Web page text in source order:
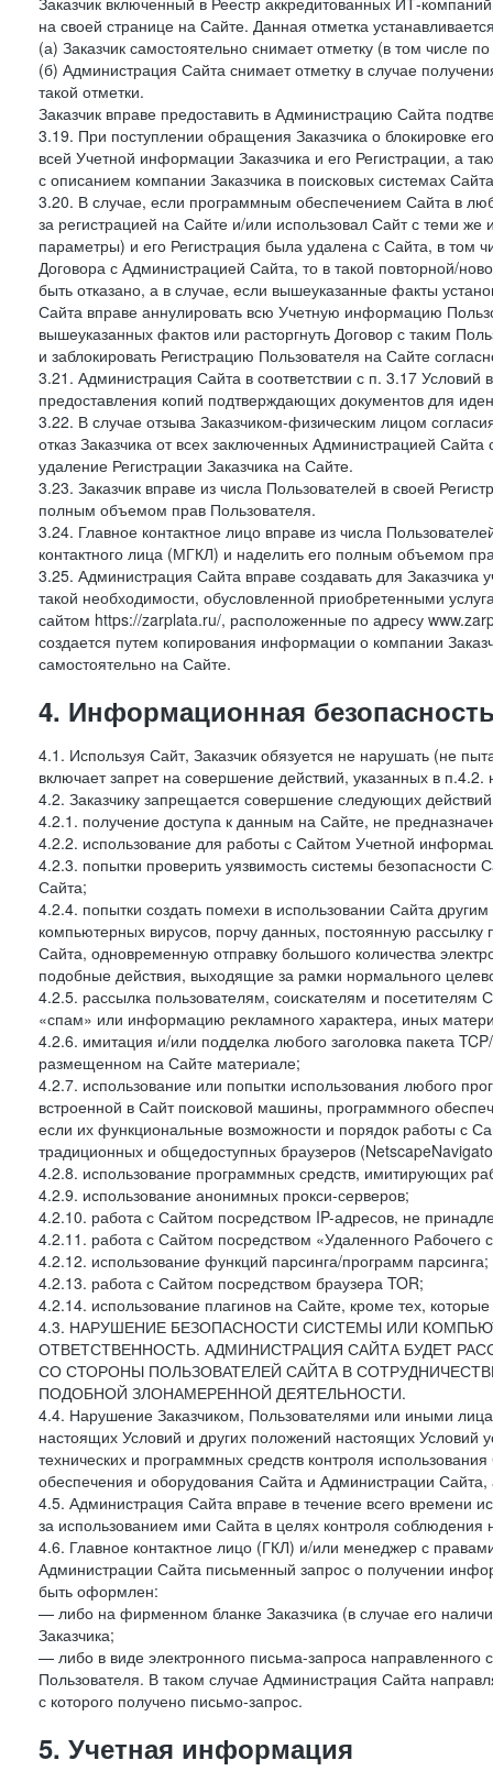
на своей странице на Сайте. Данная отметка
(а) Заказчик самостоятельно снимает отметку (в том числе
(б) Администрация Сайта снимает отметку в случае
такой отметки.
Заказчик вправе предоставить в Администрацию Сайта
3.19. При поступлении обращения Заказчика о блокировке
всей Учетной информации Заказчика и его Регистрации, а
с описанием компании Заказчика в поисковых системах
3.20. В случае, если программным обеспечением Сайта в
за регистрацией на Сайте и/или использовал Сайт с теми
параметры) и его Регистрация была удалена с Сайта, в том
Договора с Администрацией Сайта, то в такой повторной/
быть отказано, а в случае, если вышеуказанные факты
Сайта вправе аннулировать всю Учетную информацию
вышеуказанных фактов или расторгнуть Договор с таким
и заблокировать Регистрацию Пользователя на Сайте
3.21. Администрация Сайта в соответствии с п. 3.17 Условий
предоставления копий подтверждающих документов для
3.22. В случае отзыва Заказчиком-физическим лицом
отказ Заказчика от всех заключенных Администрацией
удаление Регистрации Заказчика на Сайте.
3.23. Заказчик вправе из числа Пользователей в своей
полным объемом прав Пользователя.
3.24. Главное контактное лицо вправе из числа
контактного лица (МГКЛ) и наделить его полным объемом
3.25. Администрация Сайта вправе создавать для
такой необходимости, обусловленной приобретенными
сайтом https://zarplata.ru/, расположенные по адресу
создается путем копирования информации о компании
самостоятельно на Сайте.
4. Информационная
4.1. Используя Сайт, Заказчик обязуется не нарушать (не
включает запрет на совершение действий, указанных в
4.2. Заказчику запрещается совершение следующих
4.2.1. получение доступа к данным на Сайте, не
4.2.2. использование для работы с Сайтом Учетной
4.2.3. попытки проверить уязвимость системы
Сайта;
4.2.4. попытки создать помехи в использовании Сайта
компьютерных вирусов, порчу данных, постоянную
Сайта, одновременную отправку большого количества
подобные действия, выходящие за рамки нормального
4.2.5. рассылка пользователям, соискателям и
«спам» или информацию рекламного характера, иных
4.2.6. имитация и/или подделка любого заголовка пакета
размещенном на Сайте материале;
4.2.7. использование или попытки использования любого
встроенной в Сайт поисковой машины, программного
если их функциональные возможности и порядок работы с
традиционных и общедоступных браузеров
4.2.8. использование программных средств, имитирующих
4.2.9. использование анонимных прокси-серверов;
4.2.10. работа с Сайтом посредством IP-адресов, не
4.2.11. работа с Сайтом посредством «Удаленного Рабочего
4.2.12. использование функций парсинга/программ парсинга;
4.2.13. работа с Сайтом посредством браузера TOR;
4.2.14. использование плагинов на Сайте, кроме тех,
4.3. НАРУШЕНИЕ БЕЗОПАСНОСТИ СИСТЕМЫ ИЛИ
ОТВЕТСТВЕННОСТЬ. АДМИНИСТРАЦИЯ САЙТА БУДЕТ
СО СТОРОНЫ ПОЛЬЗОВАТЕЛЕЙ САЙТА В
ПОДОБНОЙ ЗЛОНАМЕРЕННОЙ ДЕЯТЕЛЬНОСТИ.
4.4. Нарушение Заказчиком, Пользователями или иными
настоящих Условий и других положений настоящих Условий
технических и программных средств контроля
обеспечения и оборудования Сайта и Администрации
4.5. Администрация Сайта вправе в течение всего времени
за использованием ими Сайта в целях контроля
4.6. Главное контактное лицо (ГКЛ) и/или менеджер с
Администрации Сайта письменный запрос о получении
быть оформлен:
— либо на фирменном бланке Заказчика (в случае его
Заказчика;
— либо в виде электронного письма-запроса направленного
Пользователя. В таком случае Администрация Сайта
с которого получено письмо-запрос.
5. Учетная информация